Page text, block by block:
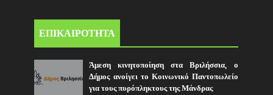
ΕΠΙΚΑΙΡΟΤΗΤΑ
Άμεση κινητοποίηση στα Βριλήσσια, ο
Δήμος ανοίγει το Κοινωνικό Παντοπωλείο
για τους πυρόπληκτους της Μάνδρας